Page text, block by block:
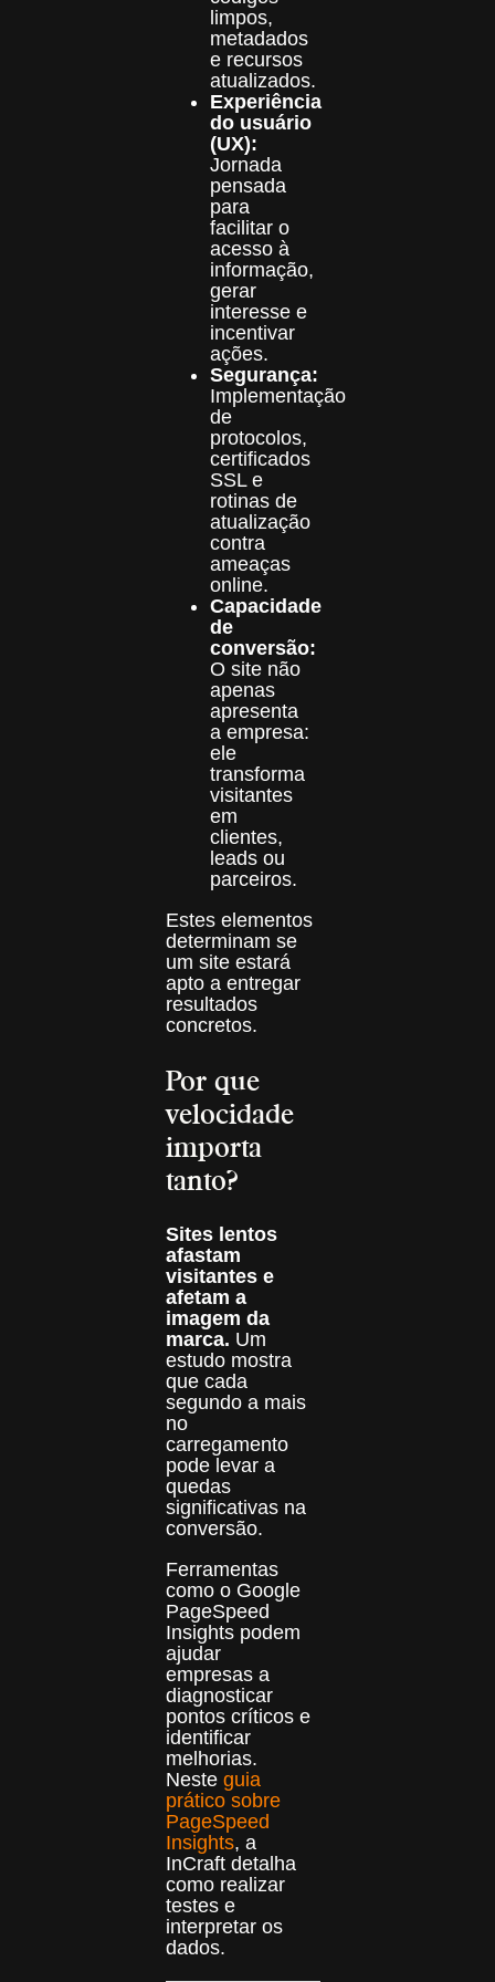
limpos,
metadados
e recursos
atualizados.
Experiência
do usuário
(UX):
Jornada
pensada
para
facilitar o
acesso à
informação,
gerar
interesse e
incentivar
ações.
Segurança:
Implementação
de
protocolos,
certificados
SSL e
rotinas de
atualização
contra
ameaças
online.
Capacidade
de
conversão:
O site não
apenas
apresenta
a empresa:
ele
transforma
visitantes
em
clientes,
leads ou
parceiros.
Estes elementos
determinam se
um site estará
apto a entregar
resultados
concretos.
Por que
velocidade
importa
tanto?
Sites lentos
afastam
visitantes e
afetam a
imagem da
marca. Um
estudo mostra
que cada
segundo a mais
no
carregamento
pode levar a
quedas
significativas na
conversão.
Ferramentas
como o Google
PageSpeed
Insights podem
ajudar
empresas a
diagnosticar
pontos críticos e
identificar
melhorias.
Nesteguia
prático sobre
PageSpeed
Insights, a
InCraft detalha
como realizar
testes e
interpretar os
dados.